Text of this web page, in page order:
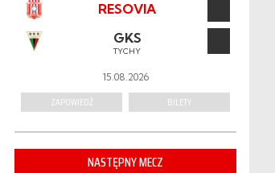
RESOVIA
GKS
TYCHY
15.08.2026
ZAPOWIEDŹ BILETY
NASTĘPNY MECZ